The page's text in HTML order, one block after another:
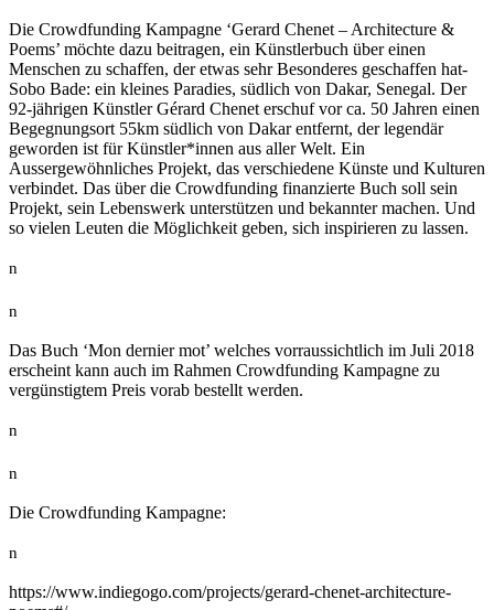
Die Crowdfunding Kampagne ‘Gerard Chenet – Architecture &
Poems’ möchte dazu beitragen, ein Künstlerbuch über einen
Menschen zu schaffen, der etwas sehr Besonderes geschaffen hat-
Sobo Bade: ein kleines Paradies, südlich von Dakar, Senegal. Der
92-jährigen Künstler Gérard Chenet erschuf vor ca. 50 Jahren einen
Begegnungsort 55km südlich von Dakar entfernt, der legendär
geworden ist für Künstler*innen aus aller Welt. Ein
Aussergewöhnliches Projekt, das verschiedene Künste und Kulturen
verbindet. Das über die Crowdfunding finanzierte Buch soll sein
Projekt, sein Lebenswerk unterstützen und bekannter machen. Und
so vielen Leuten die Möglichkeit geben, sich inspirieren zu lassen.
n
n
Das Buch ‘Mon dernier mot’ welches vorraussichtlich im Juli 2018
erscheint kann auch im Rahmen Crowdfunding Kampagne zu
vergünstigtem Preis vorab bestellt werden.
n
n
Die Crowdfunding Kampagne:
n
https://www.indiegogo.com/projects/gerard-chenet-architecture-